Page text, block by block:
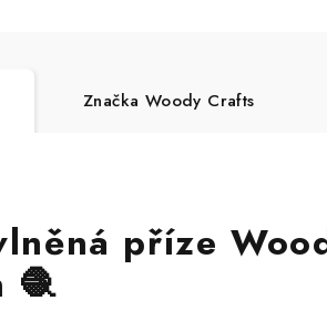
Značka Woody Crafts
příze
🧶